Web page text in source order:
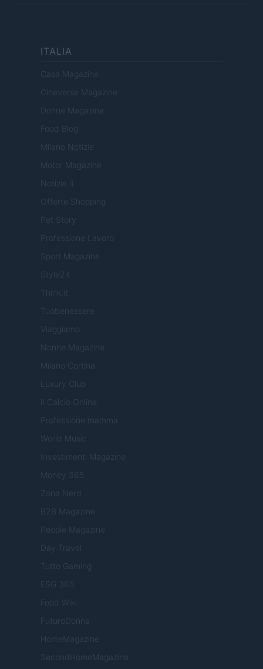
ITALIA
Casa Magazine
Cineverse Magazine
Donne Magazine
Food Blog
Milano Notizie
Motor Magazine
Notizie.it
Offerte Shopping
Pet Story
Professione Lavoro
Sport Magazine
Style24
Think.it
Tuobenessere
Viaggiamo
Nonne Magazine
Milano Cortina
Luxury Club
Il Calcio Online
Professione mamma
World Music
Investimenti Magazine
Money 365
Zona Nerd
B2B Magazine
People Magazine
Day Travel
Tutto Gaming
ESG 365
Food Wiki
FuturoDonna
HomeMagazine
SecondHomeMagazine